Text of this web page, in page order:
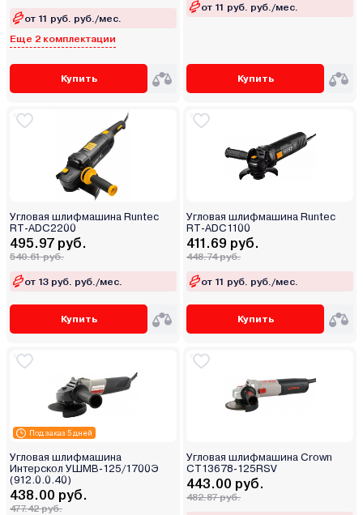
от 11 руб. руб./мес.
Еще 2 комплектации
Купить
от 11 руб. руб./мес.
Купить
Угловая шлифмашина Runtec
RT-ADC2200
495.97 руб.
540.61 руб.
от 13 руб. руб./мес.
Купить
Угловая шлифмашина Runtec
RT-ADC1100
411.69 руб.
448.74 руб.
от 11 руб. руб./мес.
Купить
Под заказ 5 дней
Угловая шлифмашина
Интерскол УШМВ-125/1700Э
(912.0.0.40)
438.00 руб.
477.42 руб.
Угловая шлифмашина Crown
CT13678-125RSV
443.00 руб.
482.87 руб.